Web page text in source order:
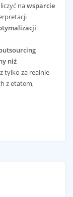
nawsparcie
niż
tylko za realnie
z etatem,